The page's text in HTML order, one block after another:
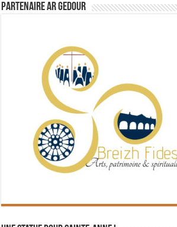
Partenaire Ar Gedour